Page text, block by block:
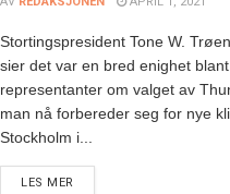
Stortingspresident Tone W.
sier det var en bred enighet
representanter om valget av
man nå forbereder seg for nye
Stockholm i...
LES MER